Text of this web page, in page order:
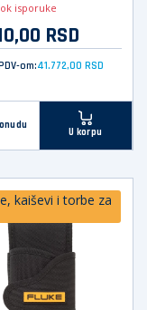
isporuke
RSD
om:41.772,00 RSD
U korpu
kaiševi i torbe za